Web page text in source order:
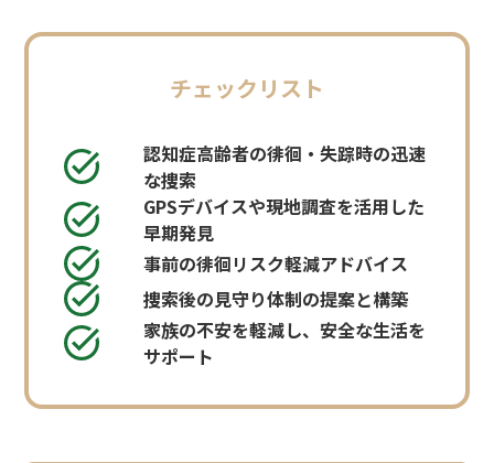
チェックリスト
認知症高齢者の徘徊・失踪時の迅速
な捜索
GPSデバイスや現地調査を活用した
早期発見
事前の徘徊リスク軽減アドバイス
捜索後の見守り体制の提案と構築
家族の不安を軽減し、安全な生活を
サポート